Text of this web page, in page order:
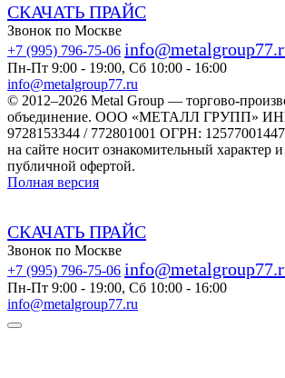
СКАЧАТЬ ПРАЙС
Звонок по Москве
+7 (995) 796-75-06
Пн-Пт 9:00 - 19:00, Сб 10:00 - 16:00
info@metalgroup77.ru
© 2012–2026 Metal Group — торгово-
объединение. ООО «МЕТАЛЛ ГРУПП»
9728153344 / 772801001 ОГРН:
на сайте носит ознакомительный характер и
публичной офертой.
Полная версия
СКАЧАТЬ ПРАЙС
Звонок по Москве
+7 (995) 796-75-06
Пн-Пт 9:00 - 19:00, Сб 10:00 - 16:00
info@metalgroup77.ru